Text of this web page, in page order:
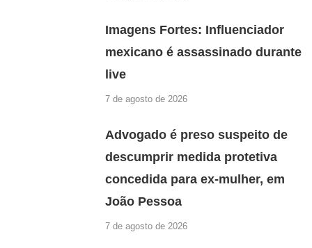
Imagens Fortes: Influenciador
mexicano é assassinado durante
live
7 de agosto de 2026
Advogado é preso suspeito de
descumprir medida protetiva
concedida para ex-mulher, em
João Pessoa
7 de agosto de 2026